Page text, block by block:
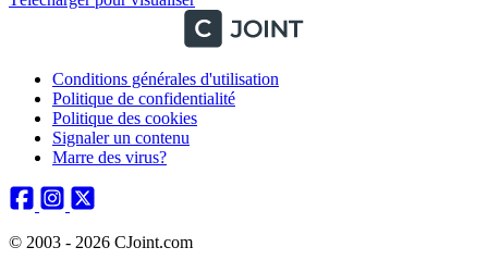
Conditions générales d'utilisation
Politique de confidentialité
Politique des cookies
Signaler un contenu
Marre des virus?
© 2003 - 2026 CJoint.com